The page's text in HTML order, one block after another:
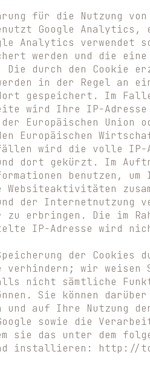
für die Nutzung
Google Analytics,
Analytics verwendet
werden und die
Die durch den Cookie
in der Regel an
gespeichert. Im
wird Ihre IP-
Europäischen Union
den Europäischen
wird die volle IP-
und dort gekürzt. Im
benutzen, um
Websiteaktivitäten
der Internetnutzung
zu erbringen. Die im
IP-Adresse wird
der
verhindern; wir
nicht sämtliche
Sie können
und auf Ihre Nutzung
sowie die
sie das unter dem
installieren: http://